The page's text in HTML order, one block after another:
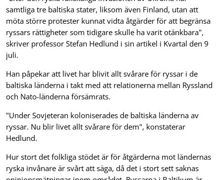
samtliga tre baltiska stater, liksom även Finland, utan att
möta större protester kunnat vidta åtgärder för att begränsa
ryssars rättigheter som tidigare skulle ha varit otänkbara",
skriver professor Stefan Hedlund i sin artikel i Kvartal den 9
juli.
Han påpekar att livet har blivit allt svårare för ryssar i de
baltiska länderna i takt med att relationerna mellan Ryssland
och Nato-länderna försämrats.
"Under Sovjeteran koloniserades de baltiska länderna av
ryssar. Nu blir livet allt svårare för dem", konstaterar
Hedlund.
Hur stort det folkliga stödet är för åtgärderna mot ländernas
ryska invånare är svårt att säga, då det i stort sett saknas